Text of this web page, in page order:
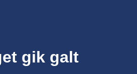
gik galt